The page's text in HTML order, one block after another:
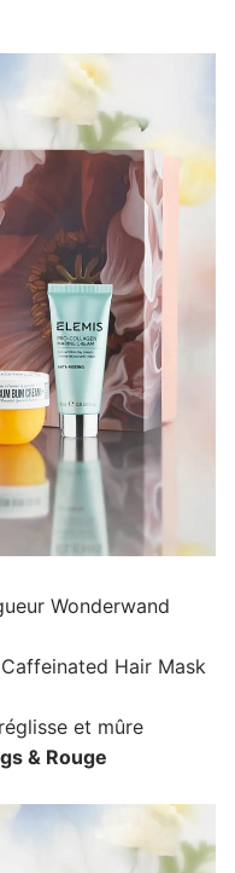
Wonderwand
Hair Mask
et mûre
& Rouge